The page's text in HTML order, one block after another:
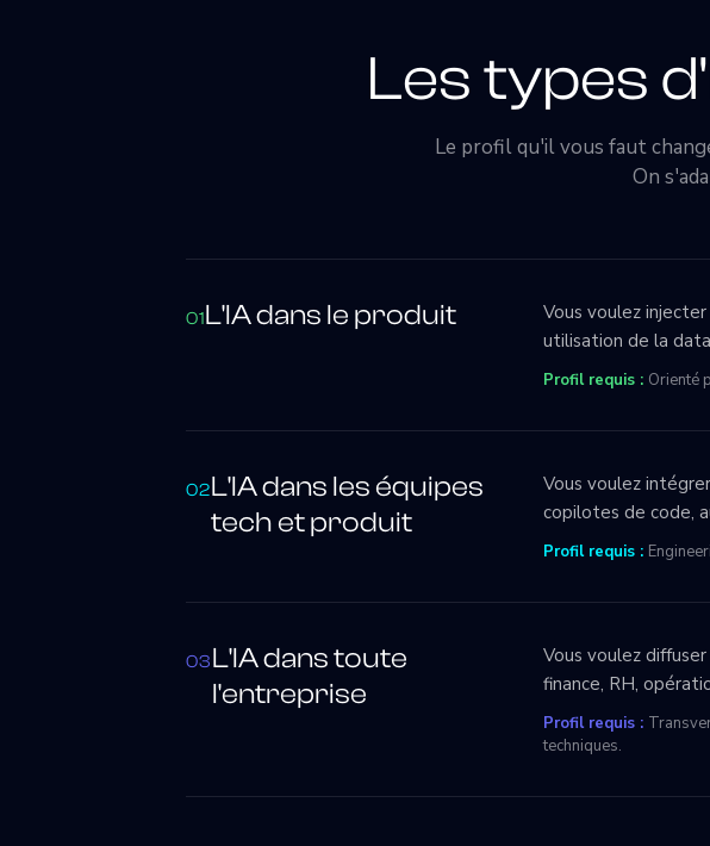
Les types
Le profil qu'il vous faut
On
01L'IA dans le produit
Vous voulez
utilisation de la
Profil requis : Orienté
02L'IA dans les équipes
tech et produit
Vous voulez
copilotes de code,
Profil requis :
03L'IA dans toute
l'entreprise
Vous voulez
finance, RH,
Profil requis :
techniques.